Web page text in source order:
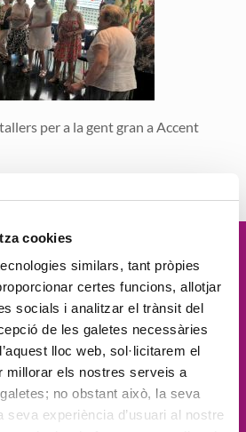
cookies
similars, tant pròpies
certes funcions, allotjar
socials i analitzar el trànsit del
de les galetes necessàries
lloc web, sol·licitarem el
millorar els nostres serveis a
no obstant això, la seva
seva experiència d’usuari al nostre
per a la gent gran a Accent
ladignitatde les
compromís social, la
, l'excel·lènciai la
innovació